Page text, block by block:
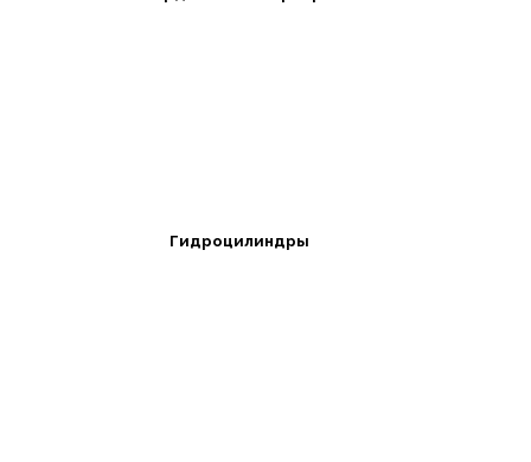
Гидроцилиндры